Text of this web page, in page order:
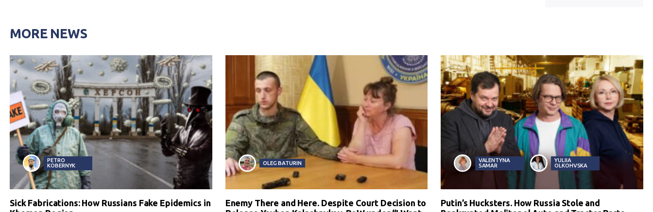
MORE NEWS
PETRO
KOBERNYK
Sick Fabrications: How Russians Fake Epidemics in
OLEG BATURIN
Enemy There and Here. Despite Court Decision to
VALENTYNA
SAMAR
YULIIA
OLKOHVSKA
Putin’s Hucksters. How Russia Stole and